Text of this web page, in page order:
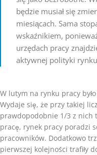
będzie musiał się
miesiącach. Sama
wskaźnikiem,
urzędach pracy
aktywnej polityki
W lutym na rynku pracy
Wydaje się, że przy takiej
prawdopodobnie 1/3 z nich
pracę, rynek pracy poradzi
pracowników. Dodatkowo
pierwszej kolejności trafiły